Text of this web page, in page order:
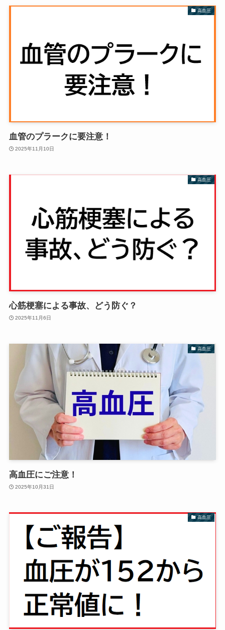
高血圧
血管のプラークに要注意！
2025年11月10日
高血圧
心筋梗塞による事故、どう防ぐ？
2025年11月6日
高血圧
高血圧にご注意！
2025年10月31日
高血圧